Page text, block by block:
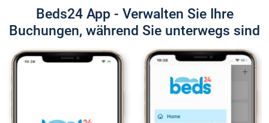
Beds24 App - Verwalten Sie Ihre
Buchungen, während Sie unterwegs sind